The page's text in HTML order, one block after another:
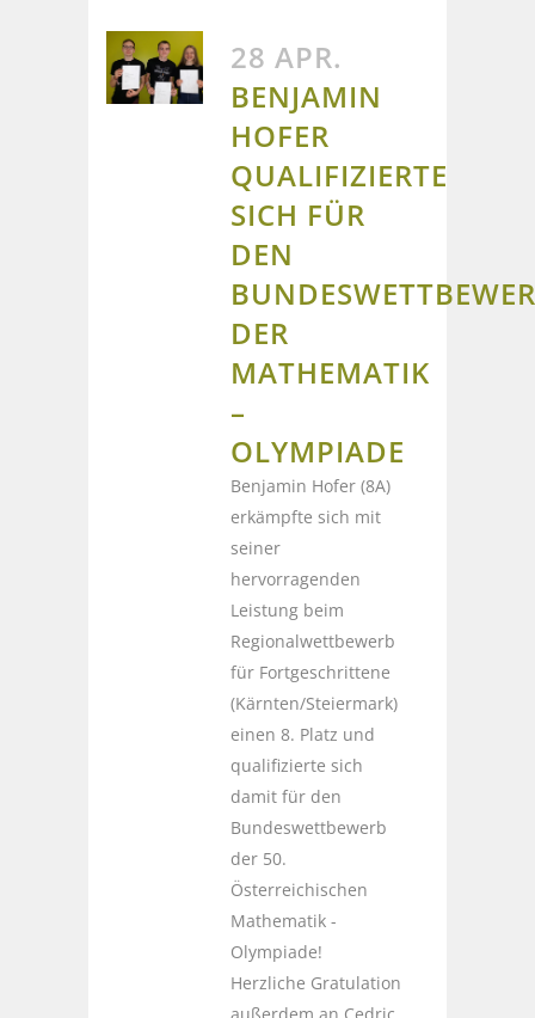
28 APR.
BENJAMIN
HOFER
QUALIFIZIERTE
SICH FÜR
DEN
DER
MATHEMATIK
–
OLYMPIADE
Benjamin Hofer (8A)
erkämpfte sich mit
seiner
hervorragenden
Leistung beim
Regionalwettbewerb
für Fortgeschrittene
(Kärnten/Steiermark)
einen 8. Platz und
qualifizierte sich
damit für den
Bundeswettbewerb
der 50.
Österreichischen
Mathematik -
Olympiade!
Herzliche Gratulation